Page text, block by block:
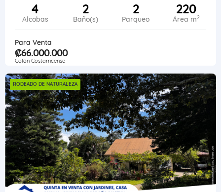
4
Alcobas
2
Baño(s)
2
Parqueo
220
Área m2
Para Venta
₡66.000.000
Colón Costarricense
RODEADO DE NATURALEZA